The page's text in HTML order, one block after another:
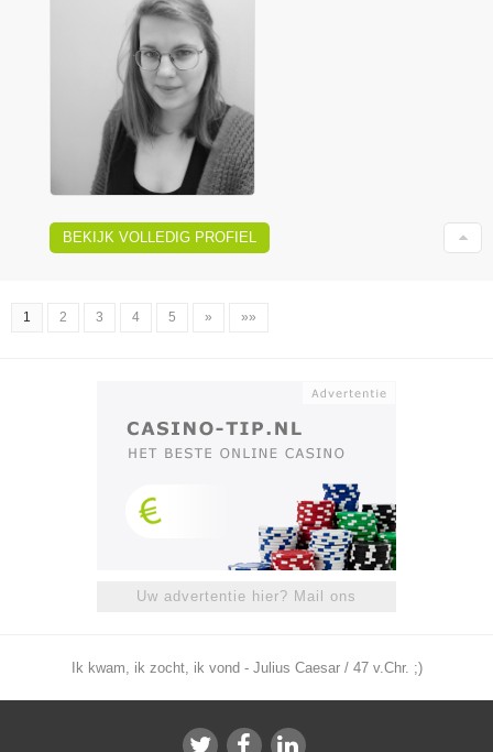
BEKIJK VOLLEDIG PROFIEL
1 2 3 4 5 » »»
Uw advertentie hier? Mail ons
Ik kwam, ik zocht, ik vond - Julius Caesar / 47 v.Chr. ;)